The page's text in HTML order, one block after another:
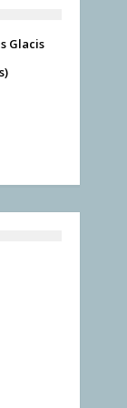
Glacis